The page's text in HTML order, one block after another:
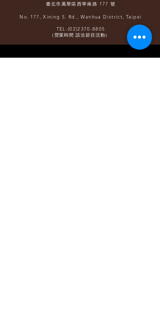
臺北市萬華區西寧南路 177 號
No. 177, Xining S. Rd., Wanhua District, Taipei
TEL-(02)2370-8805
（營業時間 請洽節目活動）